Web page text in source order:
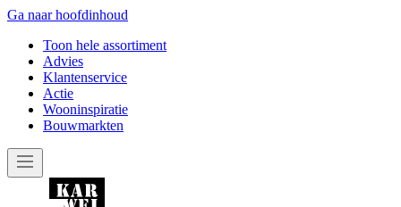
Ga naar hoofdinhoud
Toon hele assortiment
Advies
Klantenservice
Actie
Wooninspiratie
Bouwmarkten